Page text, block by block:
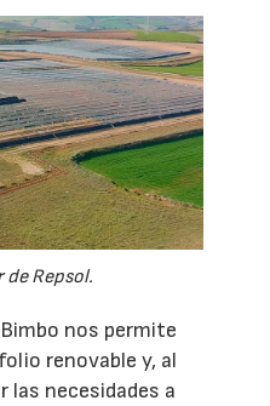
de Repsol.
nos permite
renovable y, al
las necesidades a